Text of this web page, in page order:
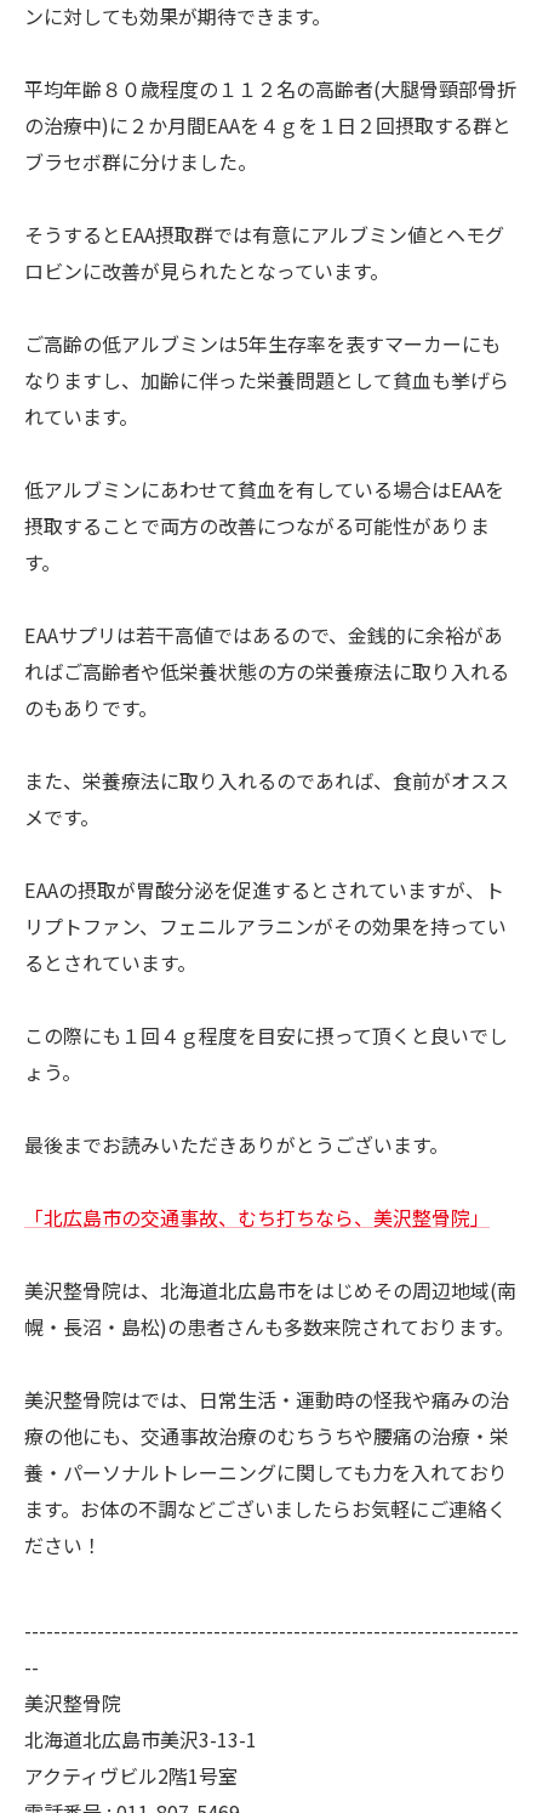
ンに対しても効果が期待できます。
平均年齢８０歳程度の１１２名の高齢者(大腿骨頸部骨折
の治療中)に２か月間EAAを４ｇを１日２回摂取する群と
ブラセボ群に分けました。
そうするとEAA摂取群では有意にアルブミン値とヘモグ
ロビンに改善が見られたとなっています。
ご高齢の低アルブミンは5年生存率を表すマーカーにも
なりますし、加齢に伴った栄養問題として貧血も挙げら
れています。
低アルブミンにあわせて貧血を有している場合はEAAを
摂取することで両方の改善につながる可能性がありま
す。
EAAサプリは若干高値ではあるので、金銭的に余裕があ
ればご高齢者や低栄養状態の方の栄養療法に取り入れる
のもありです。
また、栄養療法に取り入れるのであれば、食前がオスス
メです。
EAAの摂取が胃酸分泌を促進するとされていますが、ト
リプトファン、フェニルアラニンがその効果を持ってい
るとされています。
この際にも１回４ｇ程度を目安に摂って頂くと良いでし
ょう。
最後までお読みいただきありがとうございます。
「北広島市の交通事故、むち打ちなら、美沢整骨院」
美沢整骨院は、北海道北広島市をはじめその周辺地域(南
幌・長沼・島松)の患者さんも多数来院されております。
美沢整骨院はでは、日常生活・運動時の怪我や痛みの治
療の他にも、交通事故治療のむちうちや腰痛の治療・栄
養・パーソナルトレーニングに関しても力を入れており
ます。お体の不調などございましたらお気軽にご連絡く
ださい！
--------------------------------------------------------------------
--
美沢整骨院
北海道北広島市美沢3-13-1
アクティヴビル2階1号室